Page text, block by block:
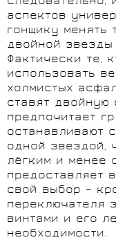
аспектов
гонщику менять
двойной
Фактически те,
использовать
холмистых
ставят двойную
предпочитает
останавливают
одной звездой,
лёгким и менее
предоставляет
свой выбор –
переключателя
винтами и его
необходимости.